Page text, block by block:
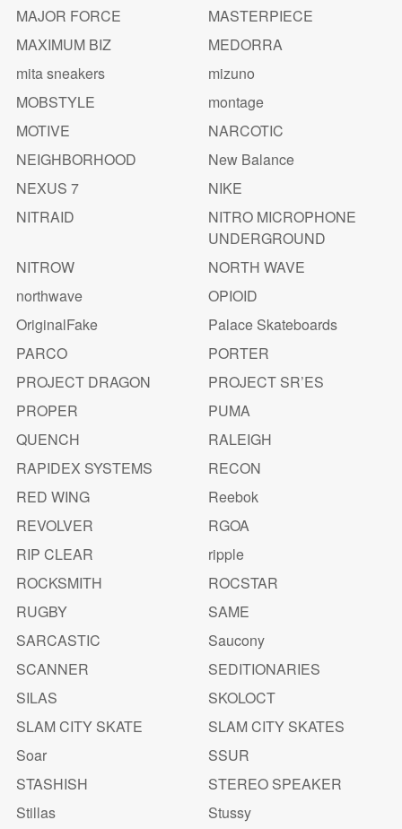
MAJOR FORCE
MASTERPIECE
MAXIMUM BIZ
MEDORRA
mita sneakers
mizuno
MOBSTYLE
montage
MOTIVE
NARCOTIC
NEIGHBORHOOD
New Balance
NEXUS 7
NIKE
NITRAID
NITRO MICROPHONE
UNDERGROUND
NITROW
NORTH WAVE
northwave
OPIOID
OriginalFake
Palace Skateboards
PARCO
PORTER
PROJECT DRAGON
PROJECT SR’ES
PROPER
PUMA
QUENCH
RALEIGH
RAPIDEX SYSTEMS
RECON
RED WING
Reebok
REVOLVER
RGOA
RIP CLEAR
ripple
ROCKSMITH
ROCSTAR
RUGBY
SAME
SARCASTIC
Saucony
SCANNER
SEDITIONARIES
SILAS
SKOLOCT
SLAM CITY SKATE
SLAM CITY SKATES
Soar
SSUR
STASHISH
STEREO SPEAKER
Stillas
Stussy